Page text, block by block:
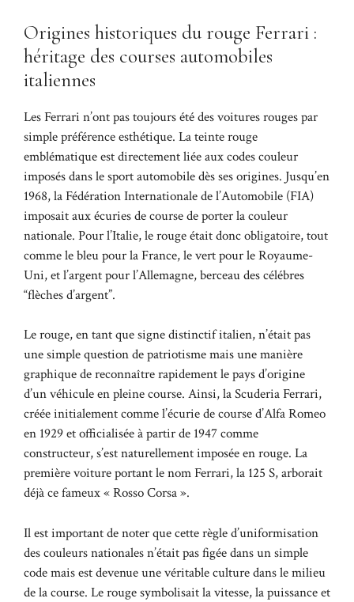
Origines historiques du rouge Ferrari :
héritage des courses automobiles
italiennes
Les Ferrari n’ont pas toujours été des voitures rouges par
simple préférence esthétique. La teinte rouge
emblématique est directement liée aux codes couleur
imposés dans le sport automobile dès ses origines. Jusqu’en
1968, la Fédération Internationale de l’Automobile (FIA)
imposait aux écuries de course de porter la couleur
nationale. Pour l’Italie, le rouge était donc obligatoire, tout
comme le bleu pour la France, le vert pour le Royaume-
Uni, et l’argent pour l’Allemagne, berceau des célébres
“flèches d’argent”.
Le rouge, en tant que signe distinctif italien, n’était pas
une simple question de patriotisme mais une manière
graphique de reconnaître rapidement le pays d’origine
d’un véhicule en pleine course. Ainsi, la Scuderia Ferrari,
créée initialement comme l’écurie de course d’Alfa Romeo
en 1929 et officialisée à partir de 1947 comme
constructeur, s’est naturellement imposée en rouge. La
première voiture portant le nom Ferrari, la 125 S, arborait
déjà ce fameux « Rosso Corsa ».
Il est important de noter que cette règle d’uniformisation
des couleurs nationales n’était pas figée dans un simple
code mais est devenue une véritable culture dans le milieu
de la course. Le rouge symbolisait la vitesse, la puissance et